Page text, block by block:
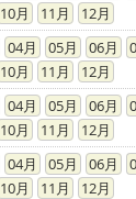
10 11
12
04 05 06
10 11
12
04 05 06
10 11
12
04 05 06
10 11
12